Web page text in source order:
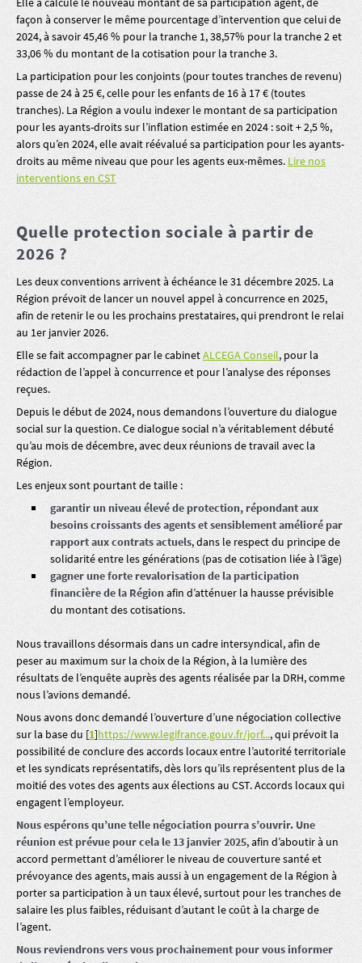
façon à conserver le même pourcentage d’intervention que celui de
2024, à savoir 45,46 % pour la tranche 1, 38,57% pour la tranche 2 et
33,06 % du montant de la cotisation pour la tranche 3.
La participation pour les conjoints (pour toutes tranches de revenu)
passe de 24 à 25 €, celle pour les enfants de 16 à 17 € (toutes
tranches). La Région a voulu indexer le montant de sa participation
pour les ayants-droits sur l’inflation estimée en 2024 : soit + 2,5 %,
alors qu’en 2024, elle avait réévalué sa participation pour les ayants-
droits au même niveau que pour les agents eux-mêmes. Lire nos
interventions en CST
Quelle protection sociale à partir de
2026 ?
Les deux conventions arrivent à échéance le 31 décembre 2025. La
Région prévoit de lancer un nouvel appel à concurrence en 2025,
afin de retenir le ou les prochains prestataires, qui prendront le relai
au 1er janvier 2026.
Elle se fait accompagner par le cabinetALCEGA Conseil, pour la
rédaction de l’appel à concurrence et pour l’analyse des réponses
reçues.
Depuis le début de 2024, nous demandons l’ouverture du dialogue
social sur la question. Ce dialogue social n’a véritablement débuté
qu’au mois de décembre, avec deux réunions de travail avec la
Région.
Les enjeux sont pourtant de taille :
garantir un niveau élevé de protection, répondant aux
besoins croissants des agents et sensiblement amélioré par
rapport aux contrats actuels, dans le respect du principe de
solidarité entre les générations (pas de cotisation liée à l’âge)
gagner une forte revalorisation de la participation
financière de la Régionafin d’atténuer la hausse prévisible
du montant des cotisations.
Nous travaillons désormais dans un cadre intersyndical, afin de
peser au maximum sur la choix de la Région, à la lumière des
résultats de l’enquête auprès des agents réalisée par la DRH, comme
nous l’avions demandé.
Nous avons donc demandé l’ouverture d’une négociation collective
sur la base du [1]https://www.legifrance.gouv.fr/jorf..., qui prévoit la
possibilité de conclure des accords locaux entre l’autorité territoriale
et les syndicats représentatifs, dès lors qu’ils représentent plus de la
moitié des votes des agents aux élections au CST. Accords locaux qui
engagent l’employeur.
Nous espérons qu’une telle négociation pourra s’ouvrir. Une
réunion est prévue pour cela le 13 janvier 2025, afin d’aboutir à un
accord permettant d’améliorer le niveau de couverture santé et
prévoyance des agents, mais aussi à un engagement de la Région à
porter sa participation à un taux élevé, surtout pour les tranches de
salaire les plus faibles, réduisant d’autant le coût à la charge de
l’agent.
Nous reviendrons vers vous prochainement pour vous informer